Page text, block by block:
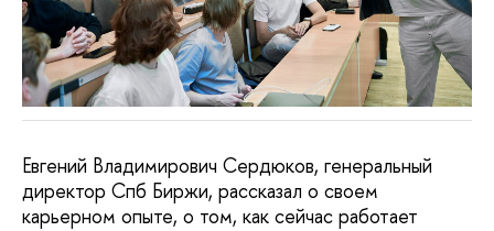
Евгений Владимирович Сердюков, генеральный
директор Спб Биржи, рассказал о своем
карьерном опыте, о том, как сейчас работает